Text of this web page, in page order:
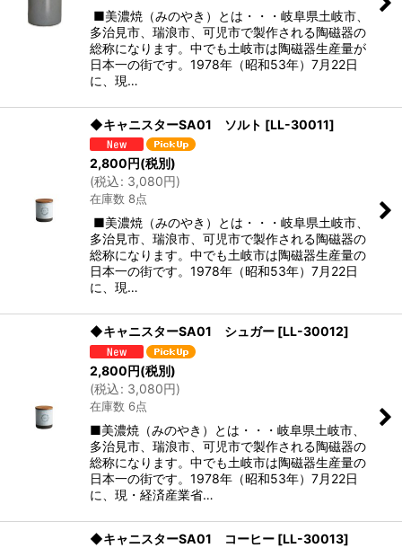
■美濃焼（みのやき）とは・・・岐阜県土岐市、
多治見市、瑞浪市、可児市で製作される陶磁器の
総称になります。中でも土岐市は陶磁器生産量が
日本一の街です。1978年（昭和53年）7月22日
に、現…
◆キャニスターSA01 ソルト [LL-30011]
2,800円(税別)
(税込: 3,080円)
在庫数 8点
■美濃焼（みのやき）とは・・・岐阜県土岐市、
多治見市、瑞浪市、可児市で製作される陶磁器の
総称になります。中でも土岐市は陶磁器生産量の
日本一の街です。1978年（昭和53年）7月22日
に、現…
◆キャニスターSA01 シュガー [LL-30012]
2,800円(税別)
(税込: 3,080円)
在庫数 6点
■美濃焼（みのやき）とは・・・岐阜県土岐市、
多治見市、瑞浪市、可児市で製作される陶磁器の
総称になります。中でも土岐市は陶磁器生産量の
日本一の街です。1978年（昭和53年）7月22日
に、現・経済産業省…
◆キャニスターSA01 コーヒー [LL-30013]